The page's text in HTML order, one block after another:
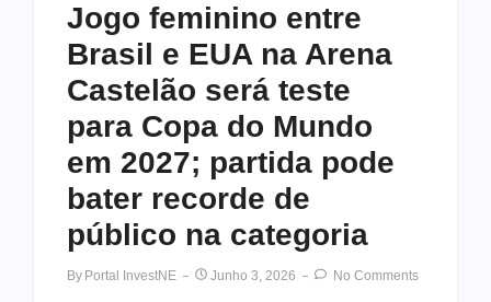
Jogo feminino entre
Brasil e EUA na Arena
Castelão será teste
para Copa do Mundo
em 2027; partida pode
bater recorde de
público na categoria
By Portal InvestNE Junho 3, 2026 No Comments